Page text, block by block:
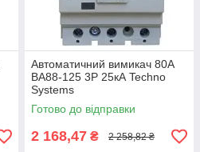
Автоматичний вимикач 80А
ВА88-125 3Р 25кА Techno
Systems
Готово до відправки
2 168,47 ₴ 2 258,82 ₴